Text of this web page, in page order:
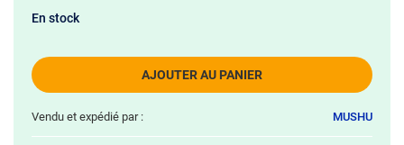
AJOUTER AU PANIER
En stock
Vendu et expédié par : MUSHU